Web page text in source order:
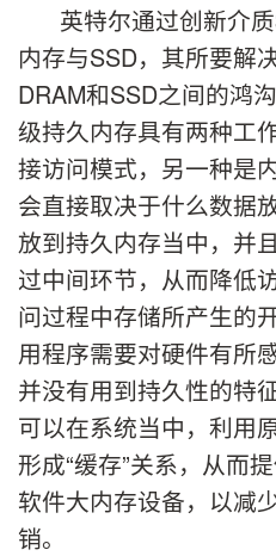
英特尔通过创新介
内存与SSD，其所要解
DRAM和SSD之间的鸿
级持久内存具有两种工
接访问模式，另一种是
会直接取决于什么数据
放到持久内存当中，并
过中间环节，从而降低
问过程中存储所产生的
用程序需要对硬件有所
并没有用到持久性的特
可以在系统当中，利用
形成“缓存”关系，从而
软件大内存设备，以减
销。